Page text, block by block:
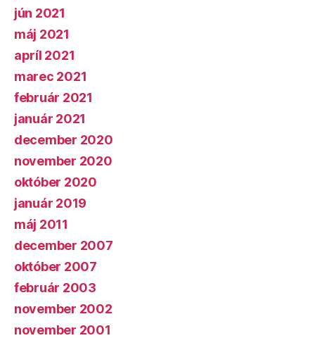
jún 2021
máj 2021
apríl 2021
marec 2021
február 2021
január 2021
december 2020
november 2020
október 2020
január 2019
máj 2011
december 2007
október 2007
február 2003
november 2002
november 2001